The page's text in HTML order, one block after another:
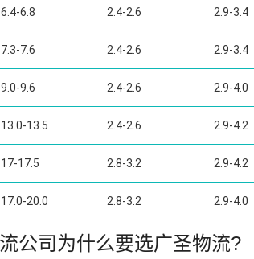
6.4-6.8 2.4-2.6 2.9-3.4
7.3-7.6 2.4-2.6 2.9-3.4
9.0-9.6 2.4-2.6 2.9-4.0
13.0-13.5 2.4-2.6 2.9-4.2
17-17.5 2.8-3.2 2.9-4.2
17.0-20.0 2.8-3.2 2.9-4.0
公司为什么要选广圣物流?